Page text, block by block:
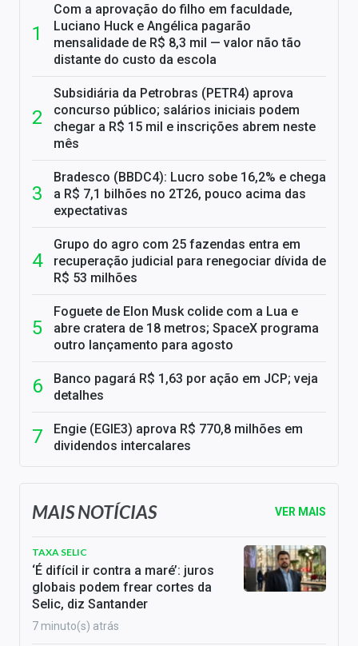
Com a aprovação do filho em faculdade,
Luciano Huck e Angélica pagarão
mensalidade de R$ 8,3 mil — valor não tão
distante do custo da escola
Subsidiária da Petrobras (PETR4) aprova
concurso público; salários iniciais podem
chegar a R$ 15 mil e inscrições abrem neste
mês
Bradesco (BBDC4): Lucro sobe 16,2% e chega
a R$ 7,1 bilhões no 2T26, pouco acima das
expectativas
Grupo do agro com 25 fazendas entra em
recuperação judicial para renegociar dívida de
R$ 53 milhões
Foguete de Elon Musk colide com a Lua e
abre cratera de 18 metros; SpaceX programa
outro lançamento para agosto
Banco pagará R$ 1,63 por ação em JCP; veja
detalhes
Engie (EGIE3) aprova R$ 770,8 milhões em
dividendos intercalares
MAIS NOTÍCIAS VER MAIS
TAXA SELIC
‘É difícil ir contra a maré’: juros
globais podem frear cortes da
Selic, diz Santander
7 minuto(s) atrás